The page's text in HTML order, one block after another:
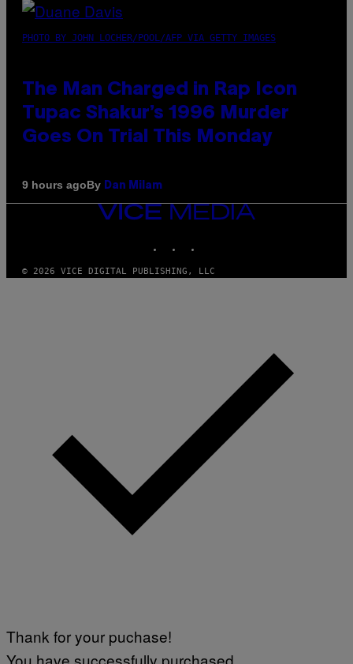
PHOTO BY JOHN LOCHER/POOL/AFP VIA GETTY IMAGES
The Man Charged in Rap Icon
Tupac Shakur’s 1996 Murder
Goes On Trial This Monday
9 hours agoBy Dan Milam
VICE
MEDIA
© 2026 VICE DIGITAL PUBLISHING, LLC
Thank for your puchase!
You have successfully purchased.